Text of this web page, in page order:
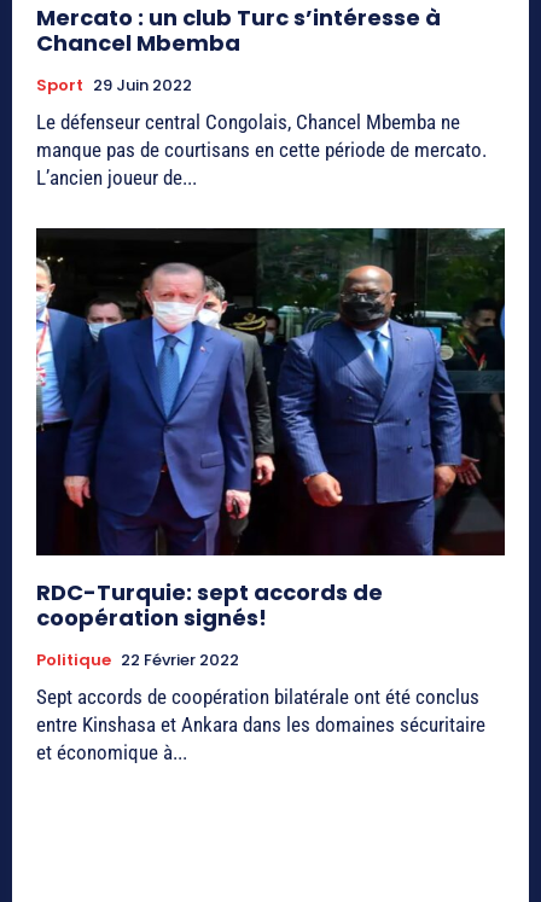
Mercato : un club Turc s’intéresse à
Chancel Mbemba
Sport 29 Juin 2022
Le défenseur central Congolais, Chancel Mbemba ne
manque pas de courtisans en cette période de mercato.
L’ancien joueur de...
RDC-Turquie: sept accords de
coopération signés!
Politique 22 Février 2022
Sept accords de coopération bilatérale ont été conclus
entre Kinshasa et Ankara dans les domaines sécuritaire
et économique à...